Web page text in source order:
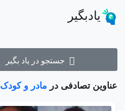
یادبگیر
جستجو در یاد بگیر
عناوین تصادفی در مادر و کودک